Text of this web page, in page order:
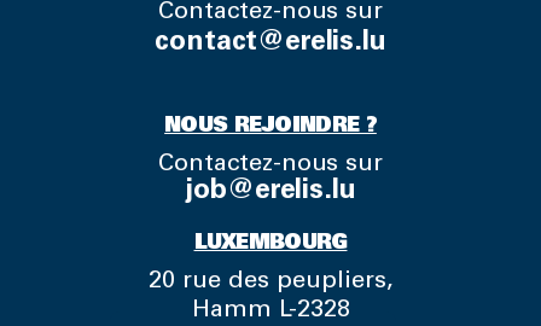
Contactez-nous sur
contact@erelis.lu
NOUS REJOINDRE ?
Contactez-nous sur
job@erelis.lu
LUXEMBOURG
20 rue des peupliers,
Hamm L-2328